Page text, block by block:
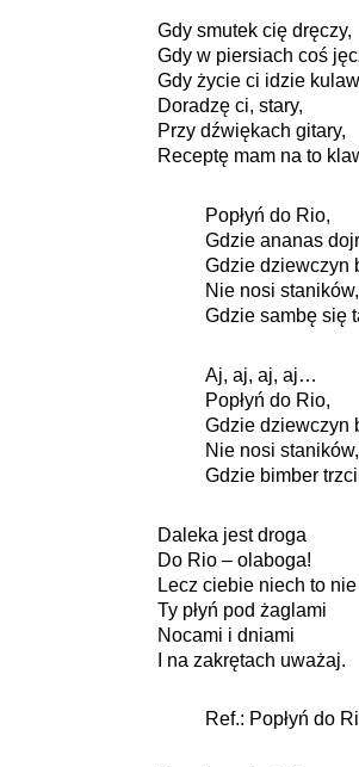
Gdy smutek cię dręczy,
Gdy w piersiach coś
Gdy życie ci idzie
Doradzę ci, stary,
Przy dźwiękach gitary,
Receptę mam na to
Popłyń do Rio,
Gdzie ananas
Gdzie dziewczyn
Nie nosi staników,
Gdzie sambę się
Aj, aj, aj, aj…
Popłyń do Rio,
Gdzie dziewczyn
Nie nosi staników,
Gdzie bimber
Daleka jest droga
Do Rio – olaboga!
Lecz ciebie niech to
Ty płyń pod żaglami
Nocami i dniami
I na zakrętach uważaj.
Ref.: Popłyń do